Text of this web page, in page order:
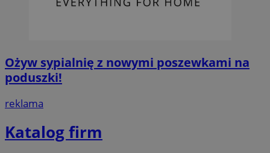
Ożyw sypialnię z nowymi poszewkami na
poduszki!
reklama
Katalog firm